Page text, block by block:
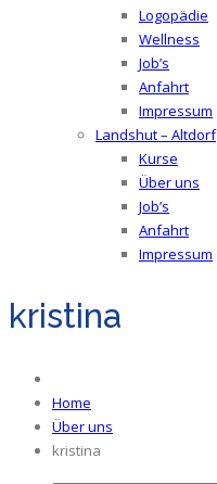
Logopädie
Wellness
Job’s
Anfahrt
Impressum
Landshut – Altdorf
Kurse
Über uns
Job’s
Anfahrt
Impressum
kristina
Home
Über uns
kristina